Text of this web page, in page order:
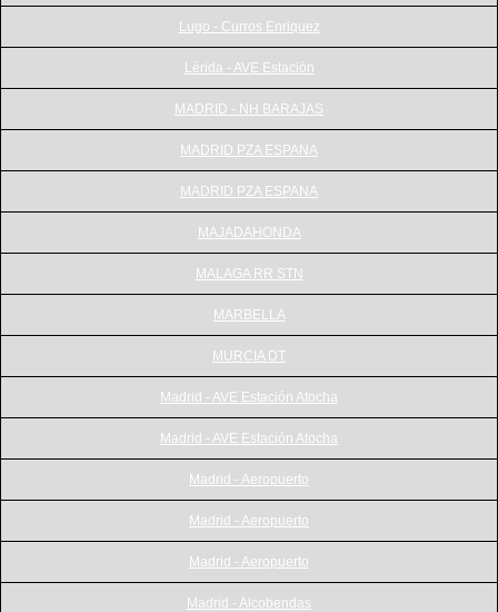
Lugo - Curros Enriquez
Lérida - AVE Estación
MADRID - NH BARAJAS
MADRID PZA ESPANA
MADRID PZA ESPANA
MAJADAHONDA
MALAGA RR STN
MARBELLA
MURCIA DT
Madrid - AVE Estación Atocha
Madrid - AVE Estación Atocha
Madrid - Aeropuerto
Madrid - Aeropuerto
Madrid - Aeropuerto
Madrid - Alcobendas